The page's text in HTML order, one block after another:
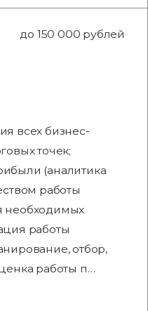
до 150 000 рублей
всех бизнес-
точек;
(аналитика
работы
необходимых
работы
отбор,
работы п…